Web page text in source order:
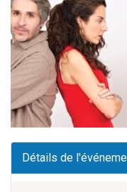
Détails de